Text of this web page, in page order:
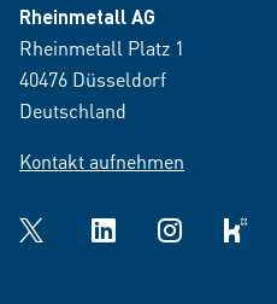
Rheinmetall AG
Rheinmetall Platz 1
40476 Düsseldorf
Deutschland
Kontakt aufnehmen
Twitter LinkedInInstagramkununu